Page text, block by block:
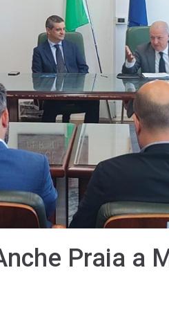
Praia a